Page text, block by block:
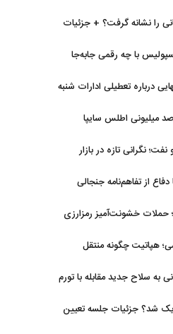
را نشانه گرفت؟ + جزئیات
با چه رقمی جابه‌جا
درباره تعطیلی ادارات شنبه
میلیونی اطلس سایپا
نگرانی تازه در بازار
از تفاهم‌نامه جنجالی
حملات خشونت‌آمیز رمزارزی
هپاتیت چگونه منتقل
به سلاح جدید مقابله با تورم
شد؟ جزئیات جلسه تعیین